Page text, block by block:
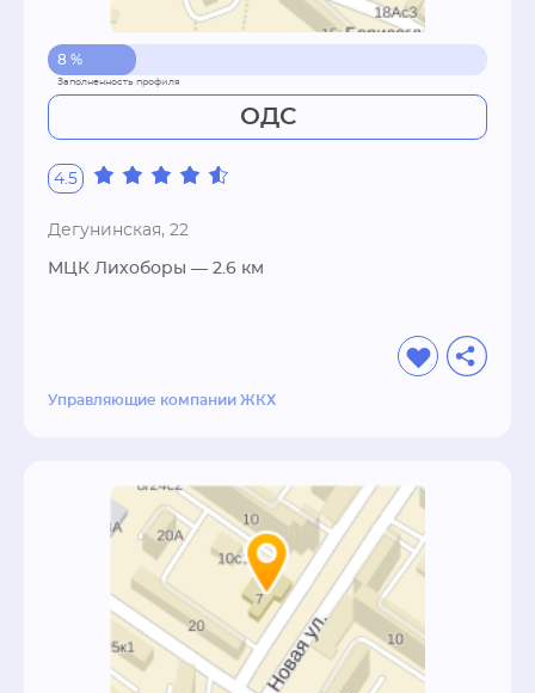
8 %
ОДС
4.5
Дегунинская, 22
МЦК Лихоборы — 2.6 км
Управляющие компании ЖКХ